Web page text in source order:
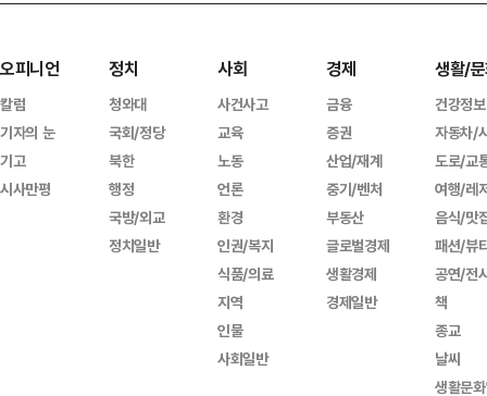
오피니언
칼럼
기자의 눈
기고
시사만평
정치
청와대
국회/정당
북한
행정
국방/외교
정치일반
사회
사건사고
교육
노동
언론
환경
인권/복지
식품/의료
지역
인물
사회일반
경제
금융
증권
산업/재계
중기/벤처
부동산
글로벌경제
생활경제
경제일반
생활/
건강정보
자동차/
도로/교
여행/레
음식/맛
패션/뷰
공연/전
책
종교
날씨
생활문